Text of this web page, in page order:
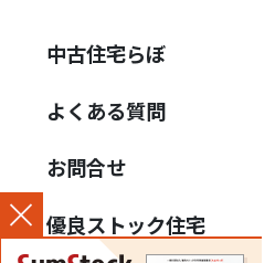
中古住宅らぼ
よくある質問
お問合せ
優良ストック住宅